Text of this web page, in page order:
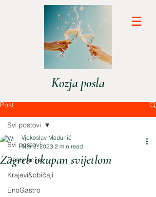
Kozja posla
Post
Svi postovi
Destinacije
Krajevi&običaji
EnoGastro
Svi postovi
Zagreb okupan svijetlom
Vjekoslav Madunić
Mar 3, 2023 2 min read